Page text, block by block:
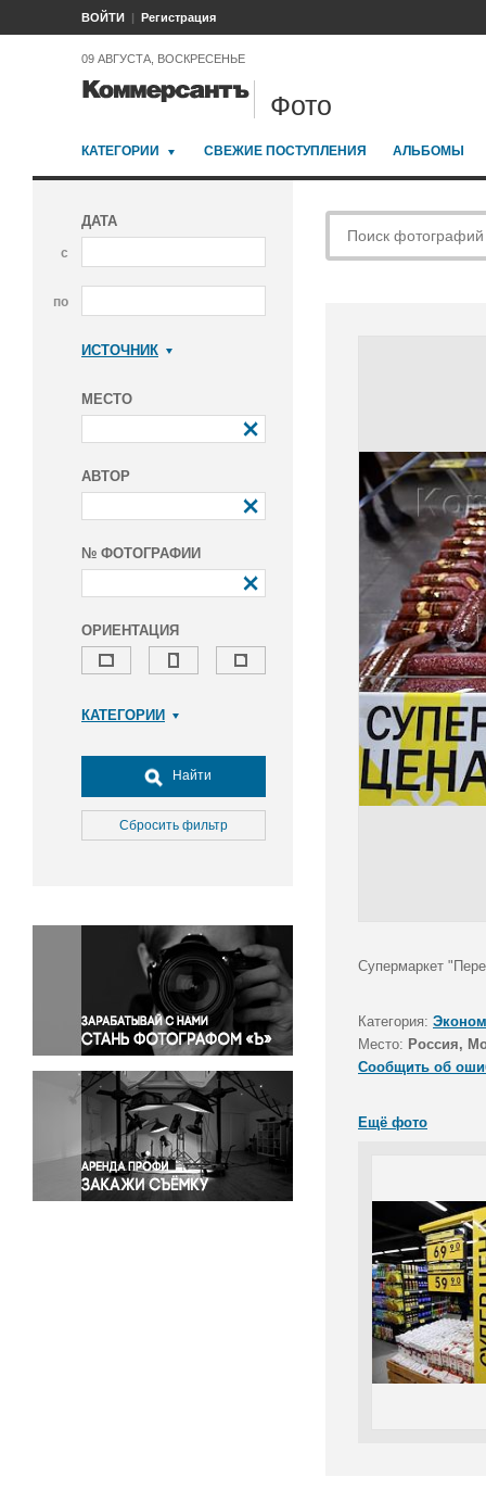
ВОЙТИ Регистрация
09 АВГУСТА, ВОСКРЕСЕНЬЕ
Фото
КАТЕГОРИИ СВЕЖИЕ ПОСТУПЛЕНИЯ АЛЬБОМЫ
ДАТА
с
по
ИСТОЧНИК
МЕСТО
АВТОР
№ ФОТОГРАФИИ
ОРИЕНТАЦИЯ
КАТЕГОРИИ
Досуг, туризм и отдых
Культура
Медицина
Окружающая среда
Политика
Правосудие
Происшествия и конфликты
Религия
Светская жизнь
Спорт
Экология
Экономика и бизнес
Найти
Сбросить фильтр
Супермаркет
Категория:
Место: Россия,
Сообщить об
Ещё фото